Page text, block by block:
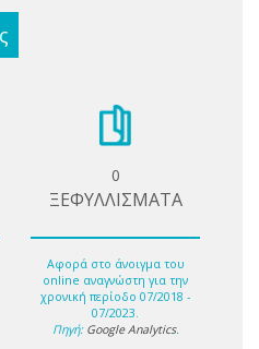
0
ΞΕΦΥΛΛΙΣΜΑΤΑ
Αφορά στο άνοιγμα του
online αναγνώστη για την
χρονική περίοδο 07/2018 -
07/2023.
Πηγή: Google Analytics.